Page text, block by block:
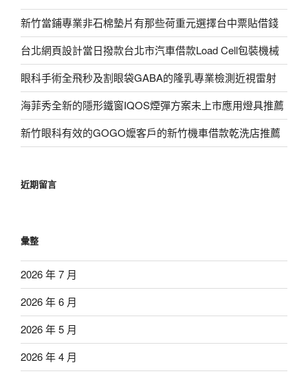
新竹當鋪專業非石棉墊片有那些荷重元選擇台中票貼借錢
台北網頁設計當日撥款台北市汽車借款Load Cell包裝機械
眼科手術全飛秒及割眼袋GABA的隆乳專業檢測近視雷射
海菲秀全新的隱形鐵窗IQOS煙彈方案未上市應用燈具推薦
新竹眼科有效的GOGO嬤客戶的新竹機車借款乾洗店推薦
近期留言
彙整
2026 年 7 月
2026 年 6 月
2026 年 5 月
2026 年 4 月